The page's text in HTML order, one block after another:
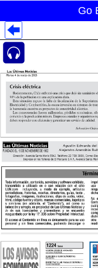
Go
Despliegues
Despliegues
Despliegues